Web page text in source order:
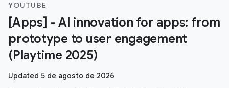
YOUTUBE
[Apps] - AI innovation for apps: from
prototype to user engagement
(Playtime 2025)
Updated 5 de agosto de 2026